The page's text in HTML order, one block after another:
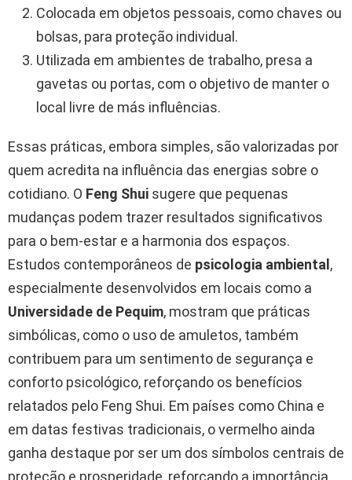
Colocada em objetos pessoais, como chaves ou
bolsas, para proteção individual.
Utilizada em ambientes de trabalho, presa a
gavetas ou portas, com o objetivo de manter o
local livre de más influências.
Essas práticas, embora simples, são valorizadas por
quem acredita na influência das energias sobre o
cotidiano. O Feng Shui sugere que pequenas
mudanças podem trazer resultados significativos
para o bem-estar e a harmonia dos espaços.
Estudos contemporâneos de psicologia ambiental ,
especialmente desenvolvidos em locais como a
Universidade de Pequim, mostram que práticas
simbólicas, como o uso de amuletos, também
contribuem para um sentimento de segurança e
conforto psicológico, reforçando os benefícios
relatados pelo Feng Shui. Em países como China e
em datas festivas tradicionais, o vermelho ainda
ganha destaque por ser um dos símbolos centrais de
proteção e prosperidade, reforçando a importância